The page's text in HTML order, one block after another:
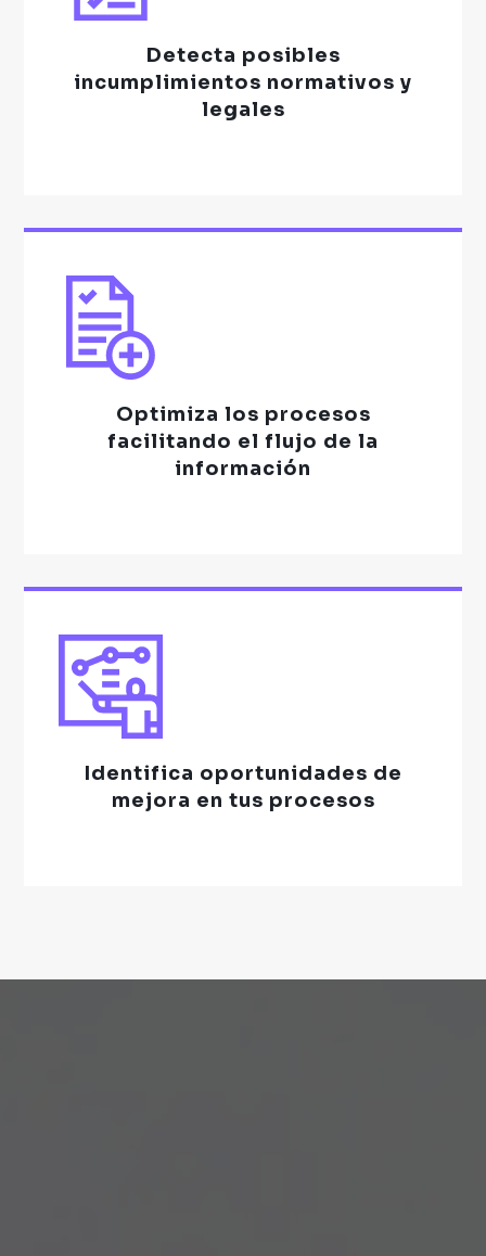
Detecta posibles
incumplimientos normativos y
legales
Optimiza los procesos
facilitando el flujo de la
información
Identifica oportunidades de
mejora en tus procesos